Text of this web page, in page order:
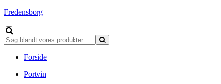
Fredensborg
Forside
Portvin